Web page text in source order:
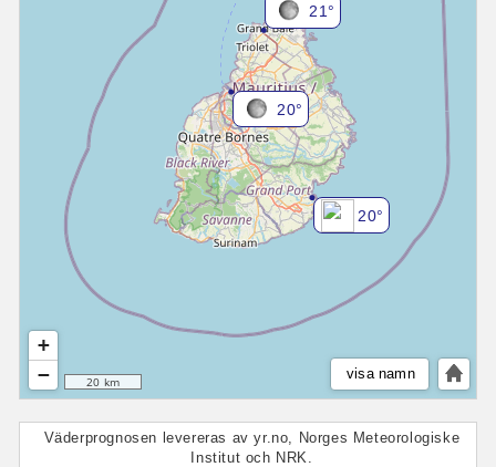
20°
21°
20°
+
−
20 km visa namn
Väderprognosen levereras av yr.no, Norges Meteorologiske
Institut och NRK.